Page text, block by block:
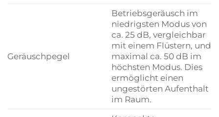
Geräuschpegel
Betriebsgeräusch im
niedrigsten Modus von
ca. 25 dB, vergleichbar
mit einem Flüstern, und
maximal ca. 50 dB im
höchsten Modus. Dies
ermöglicht einen
ungestörten Aufenthalt
im Raum.